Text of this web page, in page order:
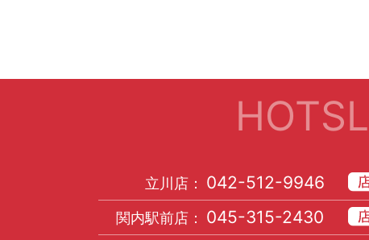
立川店： 042-512-9946
関内駅前店： 045-315-2430